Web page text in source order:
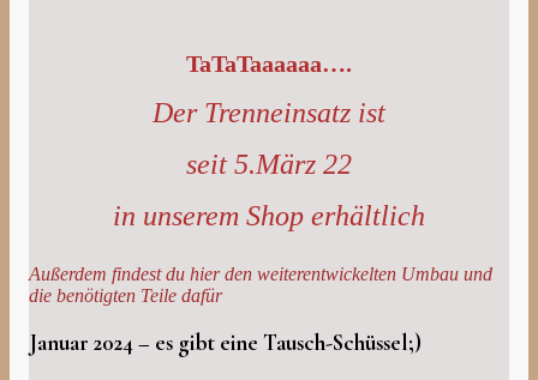
TaTaTaaaaaa….
Der Trenneinsatz ist
seit 5.März 22
in unserem Shop erhältlich
Außerdem findest du hier den weiterentwickelten Umbau und
die benötigten Teile dafür
Januar 2024 – es gibt eine Tausch-Schüssel;)